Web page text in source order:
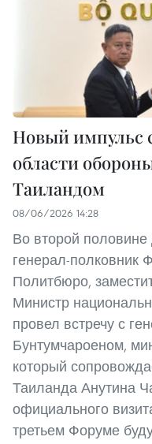
Новый импульс
области
Таиландом
08/06/2026 14:28
Во второй
генерал-полковник
Политбюро,
Министр
провел встречу с
Бунтумчароеном,
который
Таиланда Анутина
официального
третьем Форуме